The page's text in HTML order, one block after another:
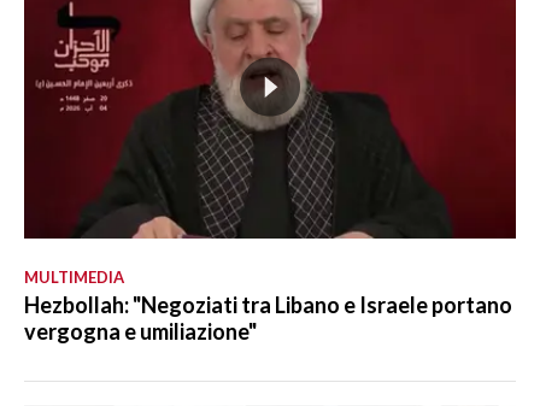
MULTIMEDIA
Hezbollah: "Negoziati tra Libano e Israele portano
vergogna e umiliazione"